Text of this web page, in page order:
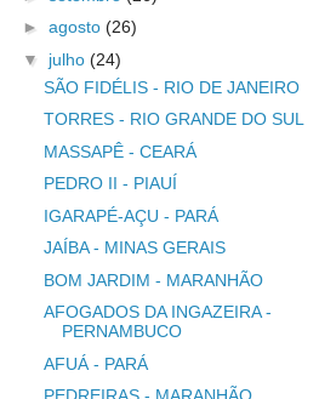
► agosto (26)
▼ julho (24)
SÃO FIDÉLIS - RIO DE JANEIRO
TORRES - RIO GRANDE DO SUL
MASSAPÊ - CEARÁ
PEDRO II - PIAUÍ
IGARAPÉ-AÇU - PARÁ
JAÍBA - MINAS GERAIS
BOM JARDIM - MARANHÃO
AFOGADOS DA INGAZEIRA -
PERNAMBUCO
AFUÁ - PARÁ